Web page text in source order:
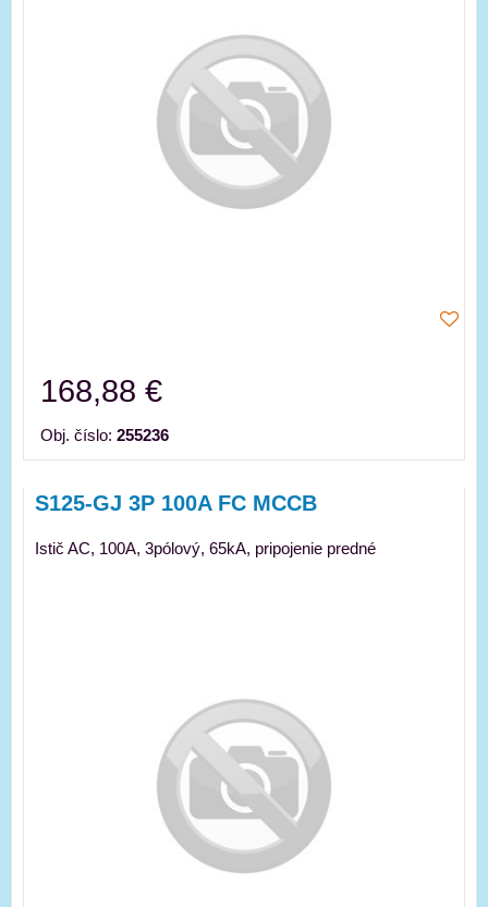
168,88 €
Obj. číslo: 255236
S125-GJ 3P 100A FC MCCB
Istič AC, 100A, 3pólový, 65kA, pripojenie predné